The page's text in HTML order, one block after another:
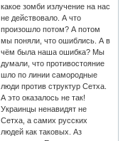
какое зомби излучение на нас
не действовало. А что
произошло потом? А потом
мы поняли, что ошиблись. А в
чём была наша ошибка? Мы
думали, что противостояние
шло по линии самородные
люди против структур Сетха.
А это оказалось не так!
Украинцы ненавидят не
Сетха, а самих русских
людей как таковых. Аз